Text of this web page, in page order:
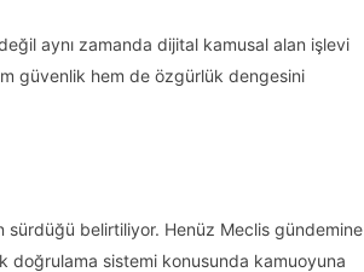
aynı zamanda dijital kamusal alan işlevi
güvenlik hem de özgürlük dengesini
sürdüğü belirtiliyor. Henüz Meclis gündemine
doğrulama sistemi konusunda kamuoyuna